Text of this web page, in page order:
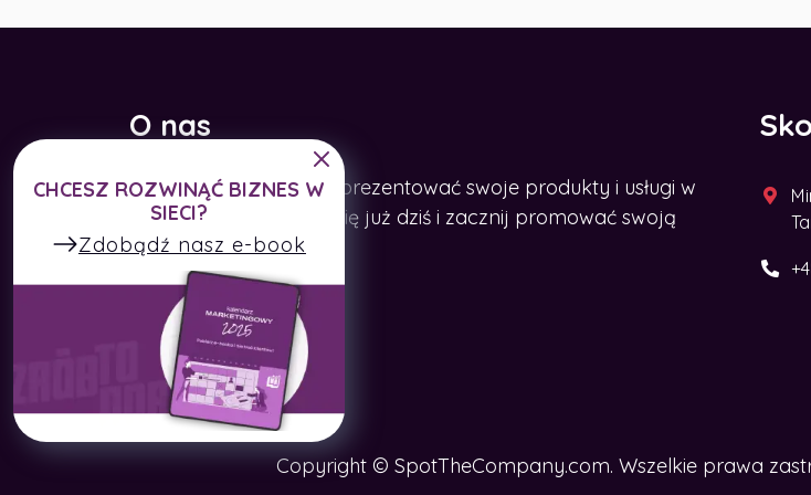
O nas
Pomagamy firmom zaprezentować swoje produkty i usługi w
Internecie. Zarejestruj się już dziś i zacznij promować swoją
firmę.
Copyright © SpotTheCompany.com. Wszelkie prawa
CHCESZ ROZWINĄĆ BIZNES W
SIECI?
Zdobądź nasz e-book